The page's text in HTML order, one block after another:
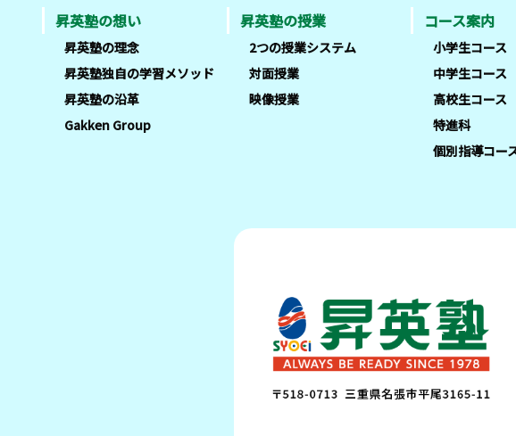
昇英塾の想い
昇英塾の理念
昇英塾独自の学習メソッド
昇英塾の沿革
Gakken Group
昇英塾の授業
2つの授業システム
対面授業
映像授業
コース案内
小学生コース
中学生コース
高校生コース
特進科
個別指導コー